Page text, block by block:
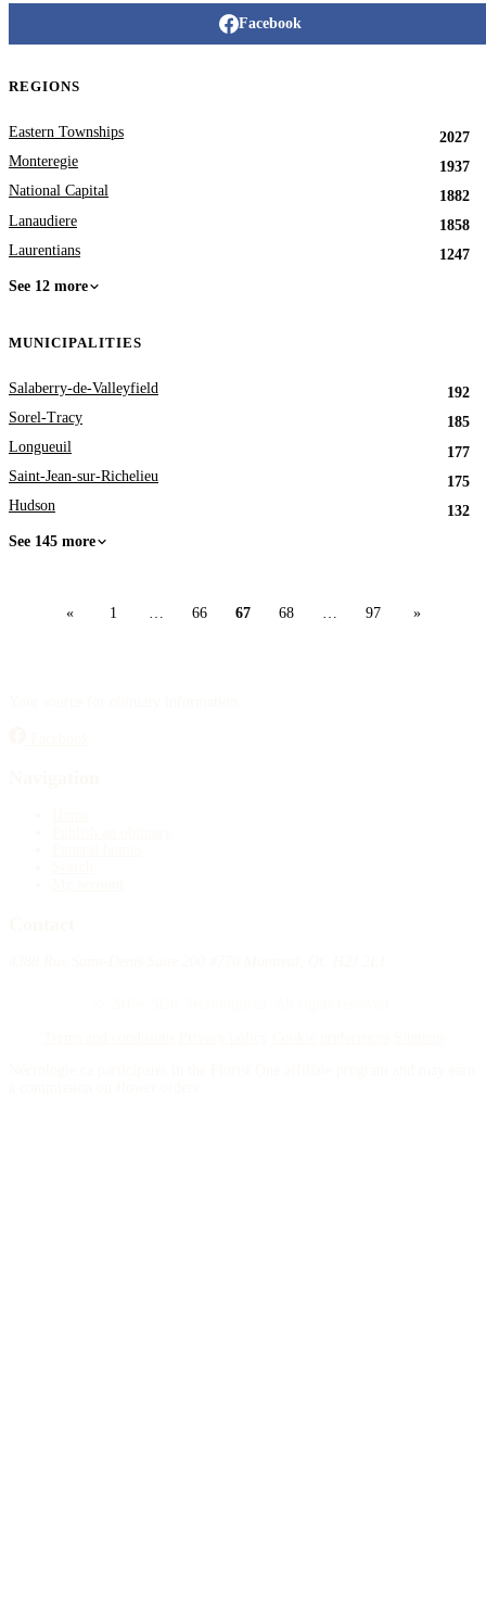
Facebook
REGIONS
Eastern Townships
2027
Monteregie
1937
National Capital
1882
Lanaudiere
1858
Laurentians
1247
See 12 more
MUNICIPALITIES
Salaberry-de-Valleyfield
192
Sorel-Tracy
185
Longueuil
177
Saint-Jean-sur-Richelieu
175
Hudson
132
See 145 more
« 1 66 67 68 97 »